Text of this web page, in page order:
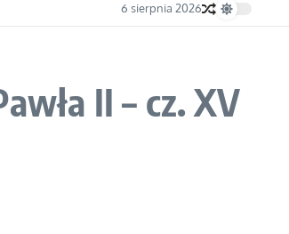
6 sierpnia 2026
II – cz. XV